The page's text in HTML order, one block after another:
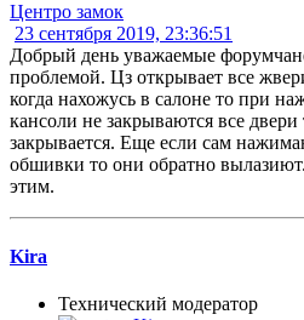
Центро замок
23 сентября 2019, 23:36:51
Добрый день уважаемые
проблемой. Цз открывает все
когда нахожусь в салоне то при
кансоли не закрываются все двери
закрывается. Еще если сам
обшивки то они обратно
этим.
Kira
Технический модератор